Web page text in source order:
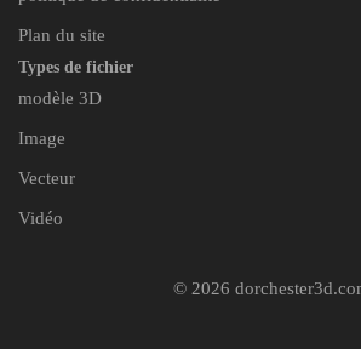
Plan du site
Types de fichier
modèle 3D
Image
Vecteur
Vidéo
© 2026